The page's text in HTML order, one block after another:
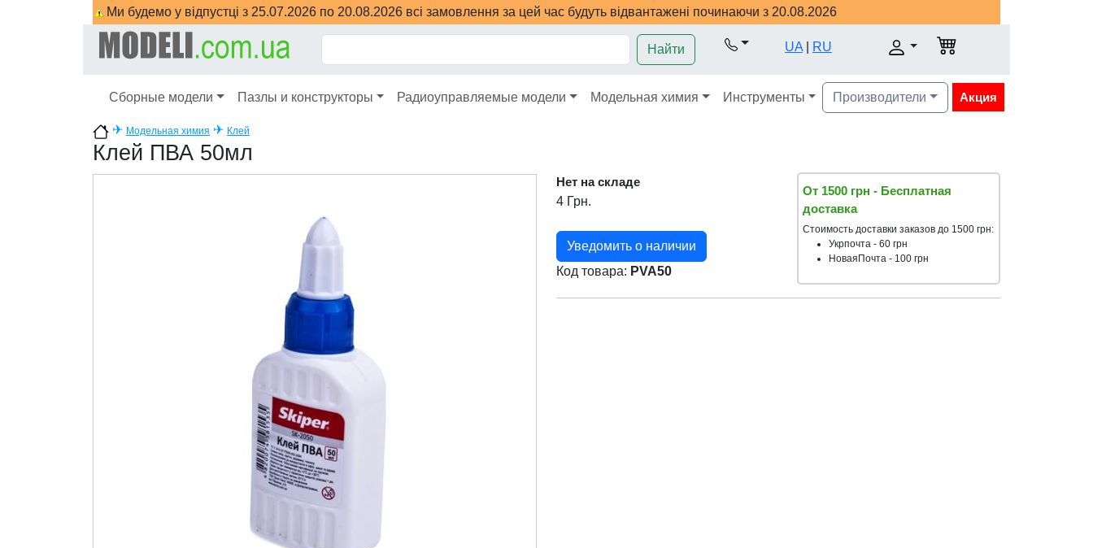
Ми будемо у відпустці з 25.07.2026 по 20.08.2026 всі замовлення за цей час будуть відвантажені починаючи з 20.08.2026
Найти UA RU
Сборные модели Пазлы и конструкторы Радиоуправляемые модели Модельная химия Инструменты Производители Акция
✈ Модельная химия ✈ Клей
Клей ПВА 50мл
Нет на складе
4 Грн.
Уведомить о наличии
Код товара: PVA50
От 1500 грн - Бесплатная
доставка
Стоимость доставки заказов до 1500 грн:
Укрпочта - 60 грн
НоваяПочта - 100 грн